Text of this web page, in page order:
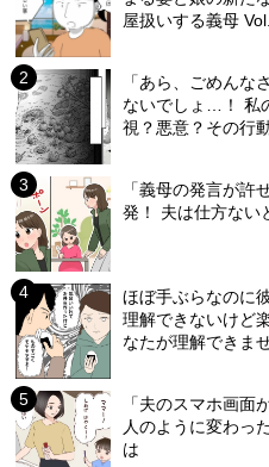
屋扱いする義母
「あら、ごめんな
ないでしょ…！ 私
視？悪意？その行
「義母の発言が
発！ 夫は仕方ない
ほぼ手ぶらなのに
理解できないけど
なたが理解できま
「夫のスマホ画
人のように変わっ
は